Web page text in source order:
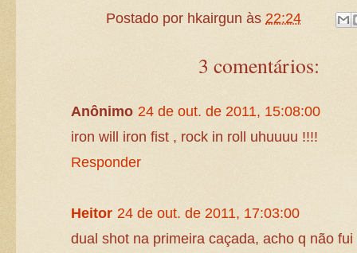
Postado por hkairgun às22:24
3 comentários:
Anônimo 24 de out. de 2011, 15:08:00
iron will iron fist , rock in roll uhuuuu !!!!
Responder
Heitor 24 de out. de 2011, 17:03:00
dual shot na primeira caçada, acho q não fui